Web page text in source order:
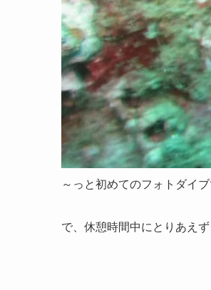
～っと初めてのフォトダイ
で、休憩時間中にとりあえ